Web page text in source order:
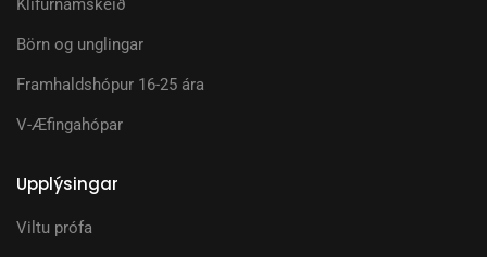
Klifurnámskeið
Börn og unglingar
Framhaldshópur 16-25 ára
V-Æfingahópar
Upplýsingar
Viltu prófa